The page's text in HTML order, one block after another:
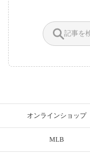
オンラインショップ
MLB